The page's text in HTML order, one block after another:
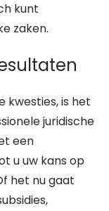
kunt
zaken.
kwesties, is het
juridische
een
u uw kans op
het nu gaat